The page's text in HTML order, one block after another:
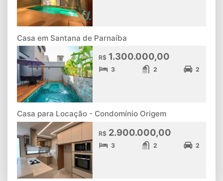
Casa em Santana de Parnaíba
R$ 1.300.000,00
3 2 2
Casa para Locação - Condomínio Origem
R$ 2.900.000,00
3 2 2